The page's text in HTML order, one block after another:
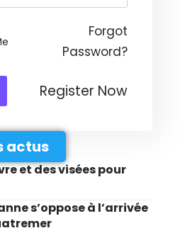
Forgot
Password?
Register Now
actus
et des visées pour
s’oppose à l’arrivée